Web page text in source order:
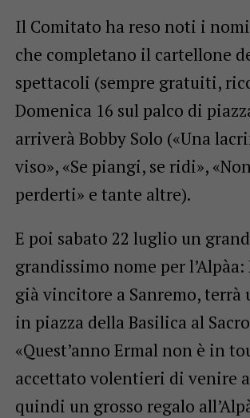
Il Comitato ha reso noti i
che completano il cartellone
spettacoli (sempre gratuiti,
Domenica 16 sul palco di
arriverà Bobby Solo («Una
viso», «Se piangi, se ridi»,
perderti» e tante altre).
E poi sabato 22 luglio un
grandissimo nome per l’Alpàa:
già vincitore a Sanremo, terrà
in piazza della Basilica al
«Quest’anno Ermal non è in
accettato volentieri di venire
quindi un grosso regalo